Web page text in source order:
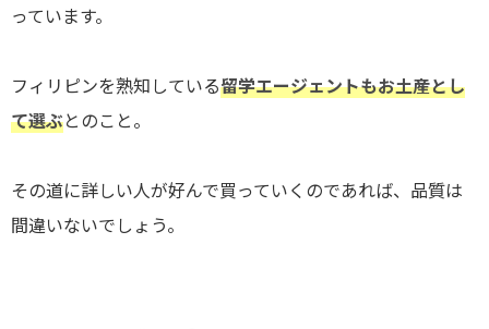
っています。
フィリピンを熟知している留学エージェントもお土産とし
て選ぶとのこと。
その道に詳しい人が好んで買っていくのであれば、品質は
間違いないでしょう。